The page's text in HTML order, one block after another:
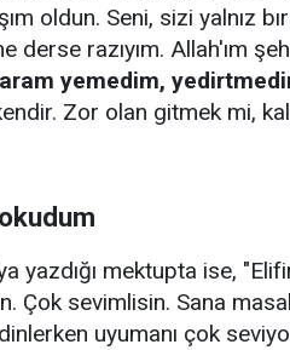
oldun. Seni, sizi yalnız
derse razıyım. Allah'ım
yemedim,
Zor olan gitmek mi,
yazdığı mektupta ise,
Çok sevimlisin. Sana
uyumanı çok